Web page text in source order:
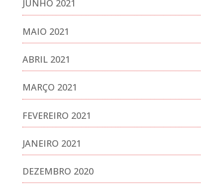
JUNHO 2021
MAIO 2021
ABRIL 2021
MARÇO 2021
FEVEREIRO 2021
JANEIRO 2021
DEZEMBRO 2020